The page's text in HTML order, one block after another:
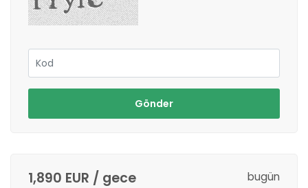
Gönder
1,890 EUR / gece bugün